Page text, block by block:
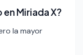
Miriada X?
la mayor